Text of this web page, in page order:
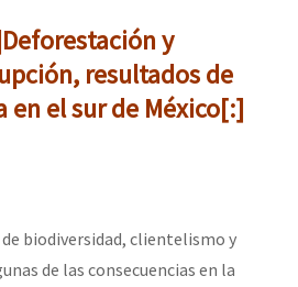
y
resultados de
en el sur de México[:]
biodiversidad, clientelismo y
de las consecuencias en la